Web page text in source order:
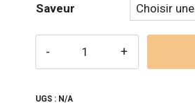
Saveur
RATED
UGS : N/A